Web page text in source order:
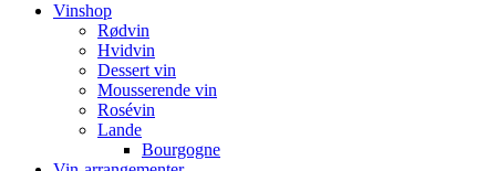
Vinshop
Rødvin
Hvidvin
Dessert vin
Mousserende vin
Rosévin
Lande
Bourgogne